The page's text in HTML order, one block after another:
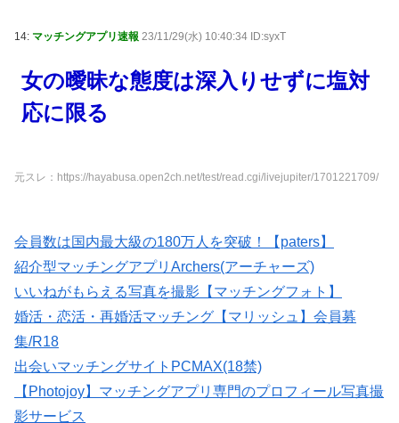
14: マッチングアプリ速報 23/11/29(水) 10:40:34 ID:syxT
女の曖昧な態度は深入りせずに塩対
応に限る
元スレ：https://hayabusa.open2ch.net/test/read.cgi/livejupiter/1701221709/
会員数は国内最大級の180万人を突破！【paters】
紹介型マッチングアプリArchers(アーチャーズ)
いいねがもらえる写真を撮影【マッチングフォト】
婚活・恋活・再婚活マッチング【マリッシュ】会員募
集/R18
出会いマッチングサイトPCMAX(18禁)
【Photojoy】マッチングアプリ専門のプロフィール写真撮
影サービス